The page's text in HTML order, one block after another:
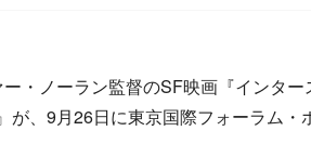
・ノーラン監督のSF映画『インタ
が、9月26日に東京国際フォーラム・